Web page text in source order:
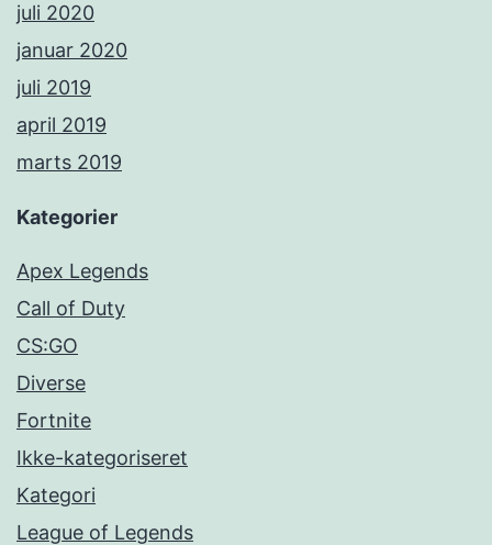
juli 2020
januar 2020
juli 2019
april 2019
marts 2019
Kategorier
Apex Legends
Call of Duty
CS:GO
Diverse
Fortnite
Ikke-kategoriseret
Kategori
League of Legends